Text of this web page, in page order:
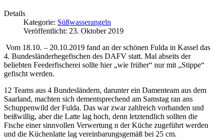
Details
Kategorie: Süßwasserangeln
Veröffentlicht: 23. Oktober 2019
Vom 18.10. – 20.10.2019 fand an der schönen Fulda in Kassel das
4. Bundesländerhegefischen des DAFV statt. Mal abseits der
beliebten Feederfischerei sollte hier „wie früher“ nur mit „Stippe“
gefischt werden.
12 Teams aus 4 Bundesländern, darunter ein Damenteam aus dem
Saarland, machten sich dementsprechend am Samstag ran ans
Schuppenwild der Fulda. Das war zwar zahlreich vorhanden und
beißwillig, aber die Latte lag hoch, denn letztendlich sollten die
Fische einer sinnvollen Verwertung n der Küche zugeführt werden
und die Küchenlatte lag vereinbarungsgemäß bei 25 cm.